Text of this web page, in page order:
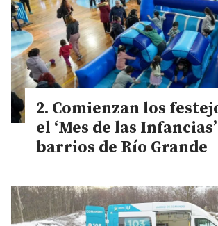
Comienzan los
el ‘Mes de las
barrios de Río Grande